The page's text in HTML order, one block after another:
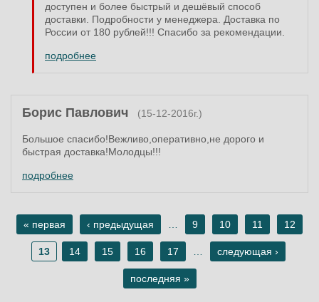
доступен и более быстрый и дешёвый способ
доставки. Подробности у менеджера. Доставка по
России от 180 рублей!!! Спасибо за рекомендации.
подробнее
Борис Павлович (15-12-2016г.)
Большое спасибо!Вежливо,оперативно,не дорого и
быстрая доставка!Молодцы!!!
подробнее
Страницы
« первая ‹ предыдущая 9 10 11 12
13 14 15 16 17 следующая ›
последняя »